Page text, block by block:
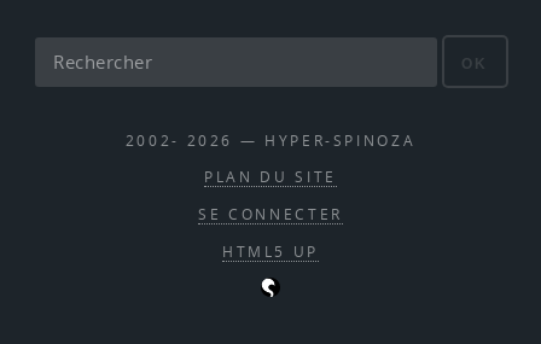
OK
2002- 2026 — HYPER-SPINOZA
PLAN DU SITE
SE CONNECTER
HTML5 UP